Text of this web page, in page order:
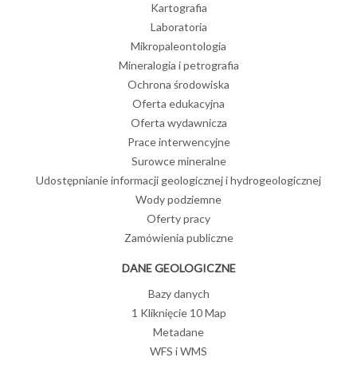
Kartografia
Laboratoria
Mikropaleontologia
Mineralogia i petrografia
Ochrona środowiska
Oferta edukacyjna
Oferta wydawnicza
Prace interwencyjne
Surowce mineralne
Udostępnianie informacji geologicznej i hydrogeologicznej
Wody podziemne
Oferty pracy
Zamówienia publiczne
DANE GEOLOGICZNE
Bazy danych
1 Kliknięcie 10 Map
Metadane
WFS i WMS